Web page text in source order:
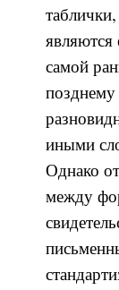
самой
иными
Однако
между